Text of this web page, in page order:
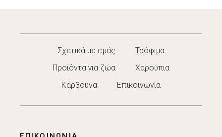
Σχετικά με εμάς
Τρόφιμα
Προϊόντα για ζώα
Χαρούπια
Κάρβουνα
Επικοινωνία